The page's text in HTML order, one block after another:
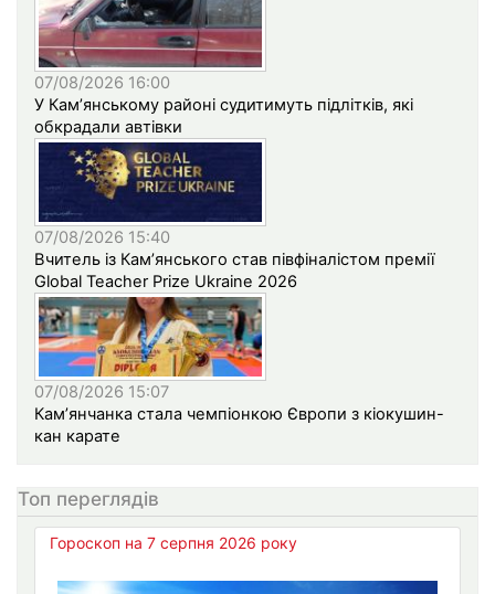
07/08/2026 16:00
У Кам’янському районі судитимуть підлітків, які
обкрадали автівки
07/08/2026 15:40
Вчитель із Кам’янського став півфіналістом премії
Global Teacher Prize Ukraine 2026
07/08/2026 15:07
Кам’янчанка стала чемпіонкою Європи з кіокушин-
кан карате
Топ переглядів
Гороскоп на 7 серпня 2026 року